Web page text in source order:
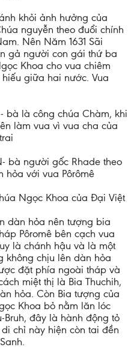
khỏi ảnh hưởng của
nguyễn theo đuổi chính
Nên Năm 1631 Sãi
gả người con gái thứ ba
Khoa cho vua chiêm
giữa hai nước. Vua
bà là công chúa Chàm, khi
làm vua vì vua cha của
bà người gốc Rhade theo
hỏa với vua Pôrômê
Ngọc Khoa của Đại Việt
dàn hỏa nên tượng bia
Pôromê bên cạch vua
là chánh hậu và là một
không chịu lên dàn hỏa
đặt phía ngoài tháp và
miệt thị là Bia Thuchih,
hỏa. Còn Bia tượng của
Khoa bỏ nằm lăn lóc
đây là hành động tỏ
chỉ này hiện còn tai đền